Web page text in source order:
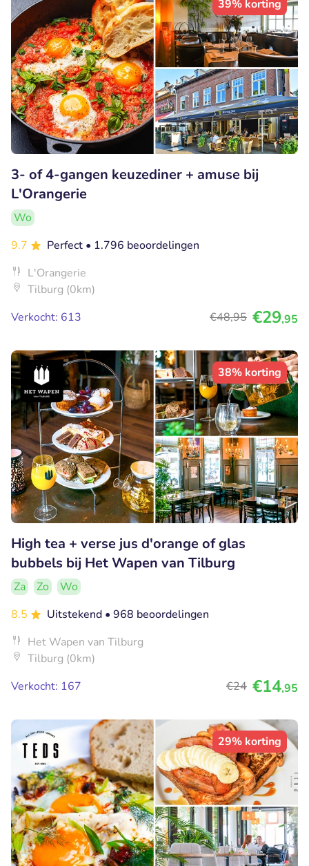
39% korting
3- of 4-gangen keuzediner + amuse bij
L'Orangerie
Wo
9.7
Perfect • 1.796 beoordelingen
L'Orangerie
Tilburg (0km)
Verkocht: 613
€48,95 €29,95
38% korting
High tea + verse jus d'orange of glas
bubbels bij Het Wapen van Tilburg
Za Zo
Wo
8.5
Uitstekend • 968 beoordelingen
Het Wapen van Tilburg
Tilburg (0km)
Verkocht: 167
€24 €14,95
29% korting